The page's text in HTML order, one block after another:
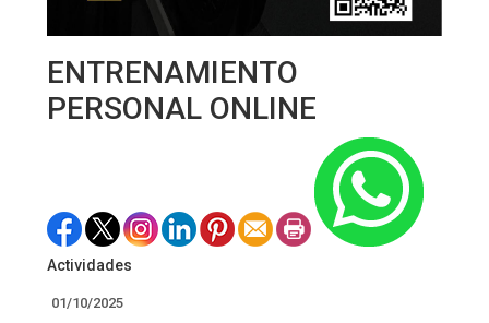
ENTRENAMIENTO
PERSONAL ONLINE
Actividades
01/10/2025